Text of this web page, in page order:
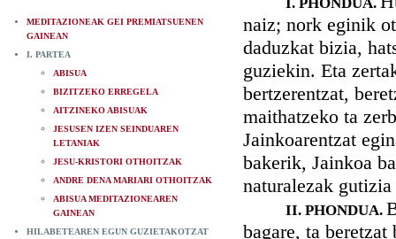
MEDITAZIONEAK GEI PREMIATSUENEN
GAINEAN
I. PARTEA
ABISUA
BIZITZEKO ERREGELA
AITZINEKO ABISUAK
JESUSEN IZEN SEINDUAREN
LETANIAK
JESU-KRISTORI OTHOITZAK
ANDRE DENA MARIARI OTHOITZAK
ABISUA MEDITAZIONEAREN
GAINEAN
HILABETEAREN EGUN GUZIETAKOTZAT
naiz; nork eginik
daduzkat bizia,
guziekin. Eta
bertzerentzat,
maithatzeko ta
Jainkoarentzat
bakerik, Jainkoa
naturalezak
II. PHONDUA.
bagare, ta